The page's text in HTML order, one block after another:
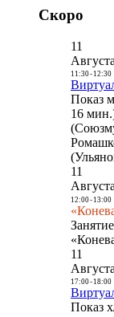
Скоро
11
Августа
11:30- 12:30
Показ
16
11
12:00- 13:00
11
Августа
17:00- 18:00
Показ